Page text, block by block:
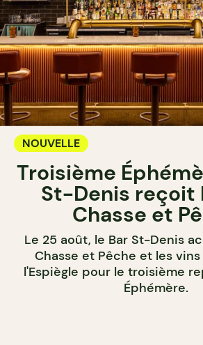
NOUVELLE
Troisième
St-Denis reçoit
Chasse et
Le 25 août, le Bar St-Denis
Chasse et Pêche et les
l'Espiègle pour le troisième
Éphémère.